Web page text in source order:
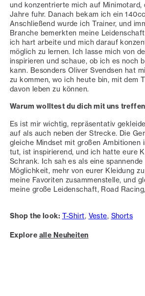
und konzentrierte mich auf Minimotard,
Jahre fuhr. Danach bekam ich ein
Anschließend wurde ich Trainer, und
Branche bemerkten meine
ich hart arbeite und mich darauf
möglich zu lernen. Ich lasse mich von
inspirieren und schaue, ob ich es noch
kann. Besonders Oliver Svendsen hat
zu kommen, wo ich heute bin, mit dem
davon leben zu können.
Warum wolltest du dich mit uns
Es ist mir wichtig, repräsentativ
auf als auch neben der Strecke. Die
gleiche Mindset mit großen Ambitionen
tut, ist inspirierend, und ich hatte eure
Schrank. Ich sah es als eine
Möglichkeit, mehr von eurer Kleidung
meine Favoriten zusammenstelle, und
meine große Leidenschaft, Road
Shop the look: T-Shirt, Veste, Shorts
Explore alle Neuheiten